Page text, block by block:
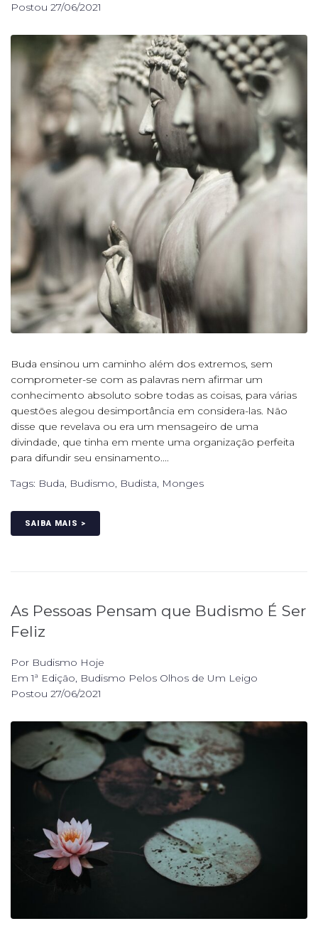
Postou 27/06/2021
Buda ensinou um caminho além dos extremos, sem
comprometer-se com as palavras nem afirmar um
conhecimento absoluto sobre todas as coisas, para várias
questões alegou desimportância em considera-las. Não
disse que revelava ou era um mensageiro de uma
divindade, que tinha em mente uma organização perfeita
para difundir seu ensinamento....
Tags: Buda, Budismo, Budista, Monges
SAIBA MAIS >
As Pessoas Pensam que Budismo É Ser
Feliz
Por Budismo Hoje
Em1ª Edição, Budismo Pelos Olhos de Um Leigo
Postou 27/06/2021